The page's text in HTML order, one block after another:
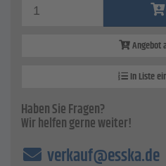
Länge - 590 mm
Angebot
In Liste
Haben Sie Fragen?
Wir helfen gerne weiter!
verkauf@esska.de